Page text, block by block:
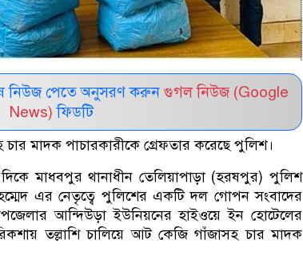
নিউজ পেতে অনুসরণ করুন গুগল নিউজ (Google
News) ফিডটি
মাদক পাচারকারীকে গ্রেফতার করেছে পুলিশ।
মাধবপুর থানাধীন তেলিয়াপাড়া (হরষপুর) পুলিশ
এর নেতৃত্বে পুলিশের একটি দল গোপন সংবাদের
আন্দিউড়া ইউনিয়নের হাইওয়ে ইন হোটেলের
তল্লাশি চালিয়ে আট কেজি গাঁজাসহ চার মাদক